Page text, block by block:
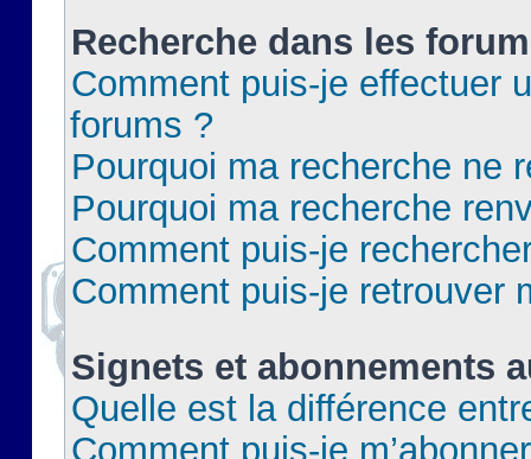
Recherche dans les
Comment puis-je effectuer
forums ?
Pourquoi ma recherche ne
Pourquoi ma recherche
Comment puis-je
Comment puis-je retrouver
Signets et abonnements
Quelle est la différence
Comment puis-je